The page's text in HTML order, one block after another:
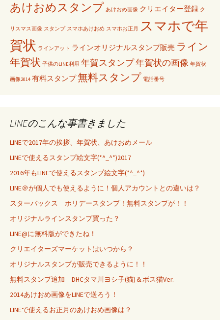
あけおめスタンプ あけおめ画像 クリエイター登録 ク
リスマス画像 スタンプ スマホあけおめ スマホお正月 スマホで年
賀状 ラインアット ラインオリジナルスタンプ販売 ライン
年賀状 子供のLINE利用 年賀スタンプ年賀状の画像 年賀状
画像2014 有料スタンプ無料スタンプ 電話番号
LINEのこんな事書きました
LINEで2017年の挨拶、年賀状、あけおめメール
LINEで使えるスタンプ絵文字(*^_^*)2017
2016年もLINEで使えるスタンプ絵文字(*^_^*)
LINE＠が個人でも使えるように！個人アカウントとの違いは？
スターバックス ホリデースタンプ！無料スタンプが！！
オリジナルラインスタンプ買った？
LINE@に無料版ができたね！
クリエイターズマーケットはいつから？
オリジナルスタンプが販売できるように！！
無料スタンプ追加 DHCタマ川ヨシ子(猫)＆ボス猫Ver.
2014あけおめ画像をLINEで送ろう！
LINEで使えるお正月のあけおめ画像は？